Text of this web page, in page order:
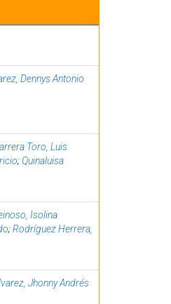
Dennys Antonio
Toro, Luis
;Quinaluisa
Isolina
;Rodríguez Herrera,
Jhonny Andrés